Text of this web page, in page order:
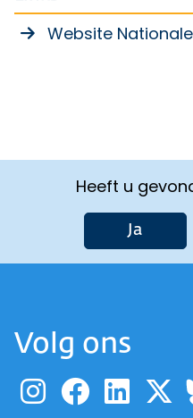
Website
Heeft u
Ja
Volg ons
Ga naar
GaGa